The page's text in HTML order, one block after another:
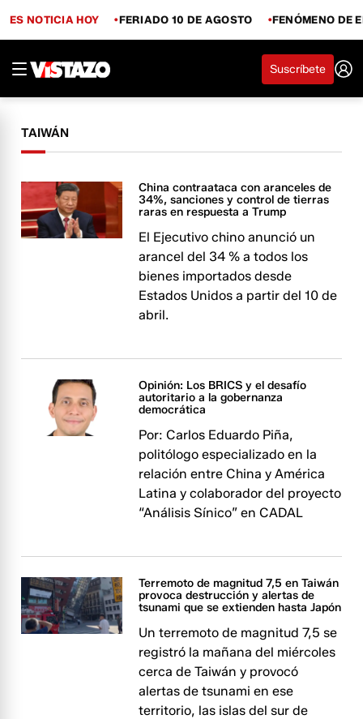
ES NOTICIA HOY FERIADO 10 DE AGOSTO FENÓMENO DE
Suscríbete
TAIWÁN
China contraataca con aranceles de
34%, sanciones y control de tierras
raras en respuesta a Trump
El Ejecutivo chino anunció un
arancel del 34 % a todos los
bienes importados desde
Estados Unidos a partir del 10 de
abril.
Opinión: Los BRICS y el desafío
autoritario a la gobernanza
democrática
Por: Carlos Eduardo Piña,
politólogo especializado en la
relación entre China y América
Latina y colaborador del proyecto
“Análisis Sínico” en CADAL
Terremoto de magnitud 7,5 en Taiwán
provoca destrucción y alertas de
tsunami que se extienden hasta Japón
Un terremoto de magnitud 7,5 se
registró la mañana del miércoles
cerca de Taiwán y provocó
alertas de tsunami en ese
territorio, las islas del sur de